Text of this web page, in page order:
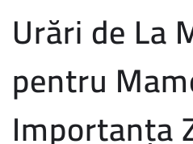
Urări de La
pentru
Importanța